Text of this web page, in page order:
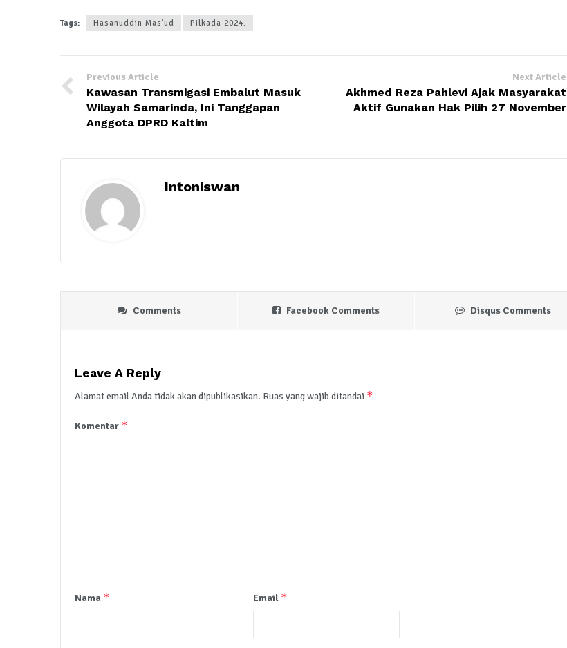
Tags: Hasanuddin Mas'ud Pilkada 2024.
Previous Article
Kawasan Transmigasi Embalut Masuk
Wilayah Samarinda, Ini Tanggapan
Anggota DPRD Kaltim
Next Article
Akhmed Reza Pahlevi Ajak Masyarakat
Aktif Gunakan Hak Pilih 27 November
Intoniswan
Comments Facebook Comments Disqus Comments
Leave A Reply
Alamat email Anda tidak akan dipublikasikan. Ruas yang wajib ditandai *
Komentar *
Nama * Email *